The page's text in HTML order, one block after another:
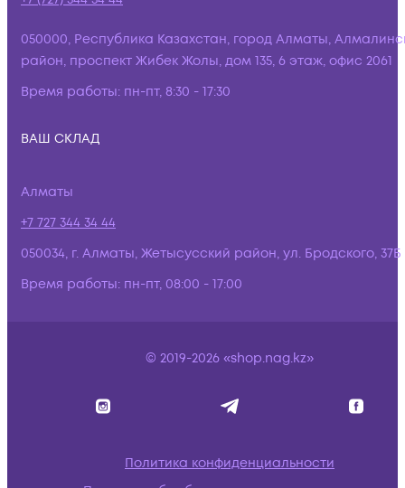
050000, Республика Казахстан, город Алматы,
район, проспект Жибек Жолы, дом 135, 6 этаж, офис 2061
Время работы: пн-пт, 8:30 - 17:30
ВАШ СКЛАД
Алматы
+7 727 344 34 44
050034, г. Алматы, Жетысусский район, ул. Бродского, 37Б
Время работы: пн-пт, 08:00 - 17:00
© 2019-2026 «shop.nag.kz»
Политика конфиденциальности